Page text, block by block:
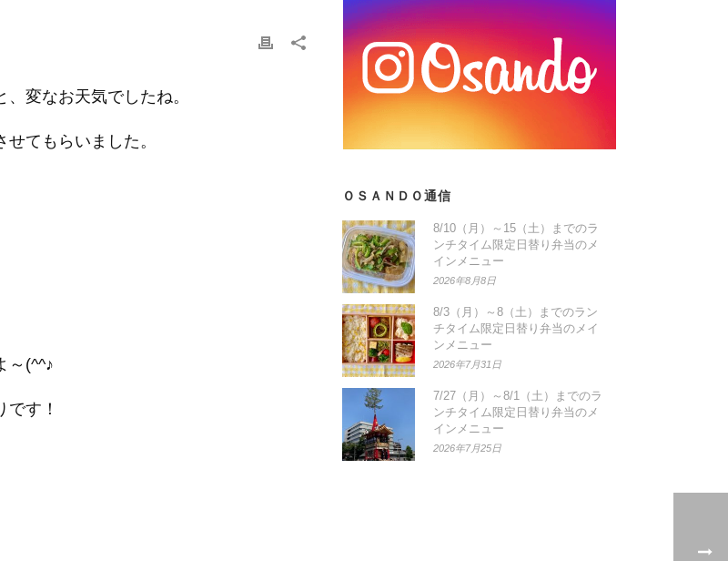
変なお天気でしたね。
てもらいました。
～(^^♪
す！
ＯＳＡＮＤＯ通信
8/10（月）～15（土）までのラ
ンチタイム限定日替り弁当のメ
インメニュー
2026年8月8日
8/3（月）～8（土）までのラン
チタイム限定日替り弁当のメイ
ンメニュー
2026年7月31日
7/27（月）～8/1（土）までのラ
ンチタイム限定日替り弁当のメ
インメニュー
2026年7月25日